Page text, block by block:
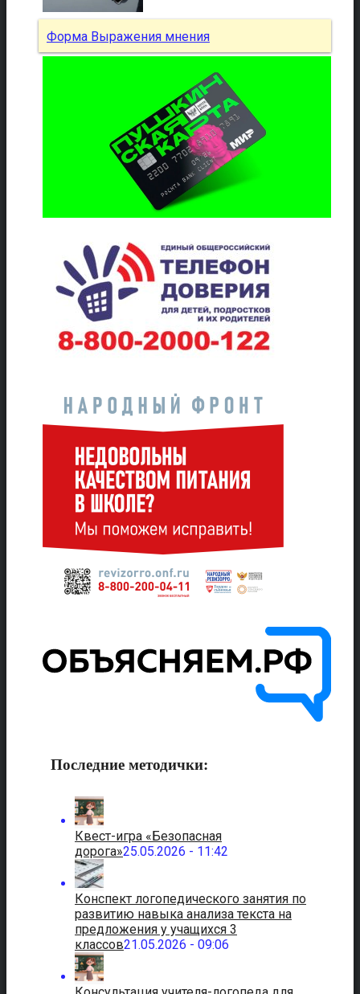
Форма Выражения мнения
Последние методички:
Квест-игра «Безопасная
дорога»25.05.2026 - 11:42
Конспект логопедического занятия по
развитию навыка анализа текста на
предложения у учащихся 3
классов21.05.2026 - 09:06